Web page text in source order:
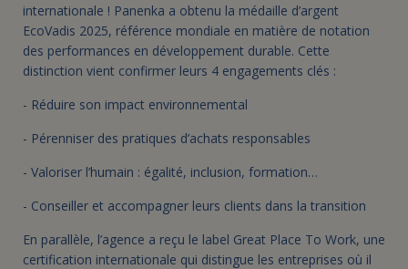
internationale ! Panenka a obtenu la médaille d’argent
EcoVadis 2025, référence mondiale en matière de notation
des performances en développement durable. Cette
distinction vient confirmer leurs 4 engagements clés :
- Réduire son impact environnemental
- Pérenniser des pratiques d’achats responsables
- Valoriser l’humain : égalité, inclusion, formation…
- Conseiller et accompagner leurs clients dans la transition
En parallèle, l’agence a reçu le label Great Place To Work, une
certification internationale qui distingue les entreprises où il